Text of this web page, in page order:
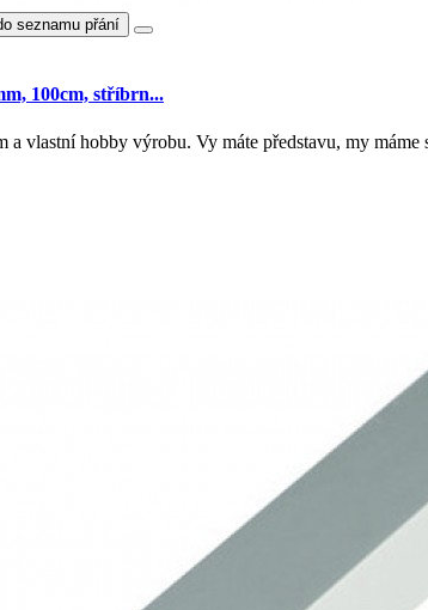
seznamu přání
100cm, stříbrn...
vlastní hobby výrobu. Vy máte představu, my